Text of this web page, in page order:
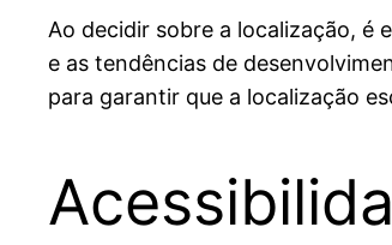
Ao decidir sobre a localização, é
e as tendências de
para garantir que a localização